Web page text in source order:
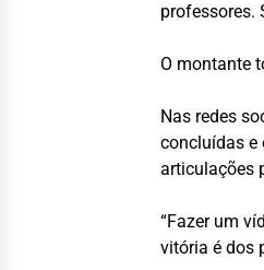
professores.
O montante
Nas redes
concluídas e
articulações
“Fazer um
vitória é dos